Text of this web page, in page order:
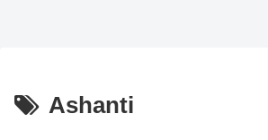
Ashanti